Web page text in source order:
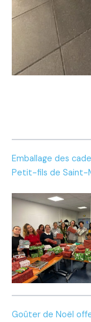
Emballage des
Petit-fils de Saint-
Goûter de Noël